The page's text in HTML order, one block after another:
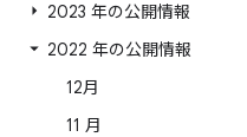
2023 年の公開情報
2022 年の公開情報
12月
11 月